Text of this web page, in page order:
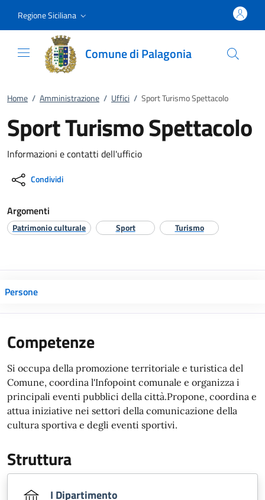
Regione Siciliana
Comune di Palagonia
Home / Amministrazione / Uffici / Sport Turismo Spettacolo
Sport Turismo Spettacolo
Informazioni e contatti dell'ufficio
Condividi
Argomenti
Patrimonio culturale Sport Turismo
Persone
Competenze
Si occupa della promozione territoriale e turistica del
Comune, coordina l'Infopoint comunale e organizza i
principali eventi pubblici della città.Propone, coordina e
attua iniziative nei settori della comunicazione della
cultura sportiva e degli eventi sportivi.
Struttura
I Dipartimento